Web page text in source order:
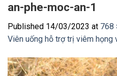
an-phe-moc-an-1
Published 14/03/2023 at 768
Viên uống hỗ trợ trị viêm họng